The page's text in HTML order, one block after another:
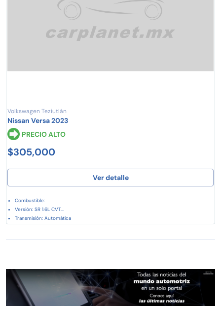
Volkswagen Teziutlán
Nissan Versa 2023
PRECIO ALTO
$305,000
Ver detalle
Combustible:
Versión: SR 1.6L CVT...
Transmisión: Automática